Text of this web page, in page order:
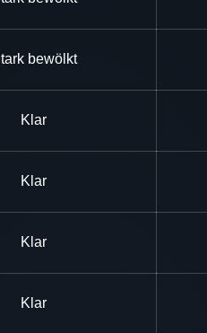
bewölkt
Klar
Klar
Klar
Klar